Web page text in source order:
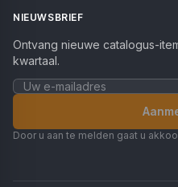
NIEUWSBRIEF
Ontvang nieuwe catalogus-
kwartaal.
Door u aan te melden gaat u